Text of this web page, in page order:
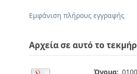
Εμφάνιση πλήρους εγγραφής
Αρχεία σε αυτό το
Όνομα: